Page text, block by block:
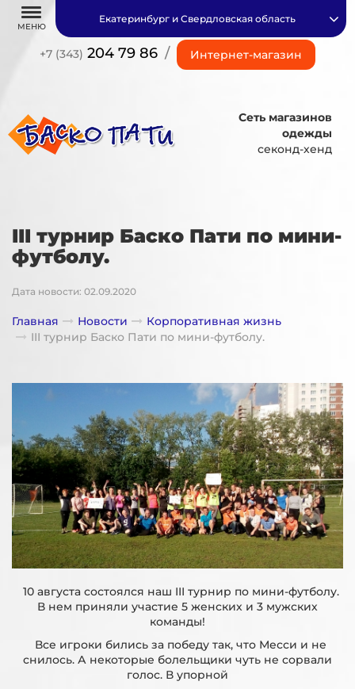
МЕНЮ
+7 (343) 204 79 86 / Интернет-магазин
Екатеринбург и Свердловская область
Сеть магазинов
одежды
секонд-хенд
III турнир Баско Пати по мини-
футболу.
Дата новости: 02.09.2020
Главная Новости
Корпоративная жизнь
III турнир Баско Пати по мини-футболу.
10 августа состоялся наш III турнир по мини-футболу.
В нем приняли участие 5 женских и 3 мужских
команды!
Все игроки бились за победу так, что Месси и не
снилось. А некоторые болельщики чуть не сорвали
голос. В упорной